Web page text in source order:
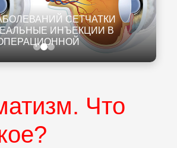
СЕТЧАТКИ
ИНЪЕКЦИИ В
Что